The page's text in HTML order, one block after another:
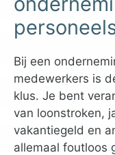
Bij een
medewerkers is
klus. Je bent
van loonstroken,
vakantiegeld en
allemaal foutloos